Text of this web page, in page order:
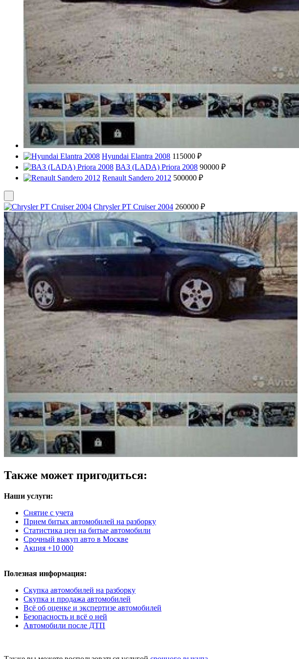
Hyundai Elantra 2008 115000 ₽
ВАЗ (LADA) Priora 2008 90000 ₽
Renault Sandero 2012 500000 ₽
Chrysler PT Cruiser 2004 260000 ₽
Также может пригодиться:
Наши услуги:
Снятие с учета
Прием битых автомобилей на разборку
Статистика цен на битые автомобили
Срочный выкуп авто в Москве
Акция +10 000
Полезная информация:
Скупка автомобилей на разборку
Скупка и продажа автомобилей
Всё об оценке и экспертизе автомобилей
Безопасность и всё о ней
Автомобили после ДТП